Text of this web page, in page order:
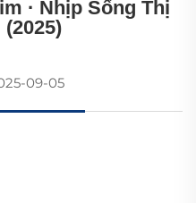
· Nhịp Sống Thị
09-05